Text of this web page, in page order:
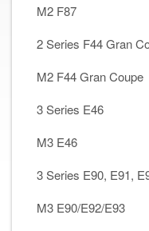
M2 F87
2 Series F44 Gran
M2 F44 Gran Coupe
3 Series E46
M3 E46
3 Series E90, E91,
M3 E90/E92/E93